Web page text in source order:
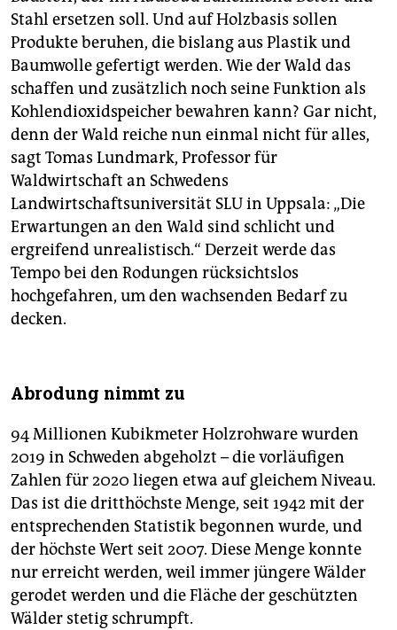
Stahl ersetzen soll. Und auf Holzbasis sollen
Produkte beruhen, die bislang aus Plastik und
Baumwolle gefertigt werden. Wie der Wald das
schaffen und zusätzlich noch seine Funktion als
Kohlendioxidspeicher bewahren kann? Gar nicht,
denn der Wald reiche nun einmal nicht für alles,
sagt Tomas Lundmark, Professor für
Waldwirtschaft an Schwedens
Landwirtschaftsuniversität SLU in Uppsala: „Die
Erwartungen an den Wald sind schlicht und
ergreifend unrealistisch.“ Derzeit werde das
Tempo bei den Rodungen rücksichtslos
hochgefahren, um den wachsenden Bedarf zu
decken.
Abrodung nimmt zu
94 Millionen Kubikmeter Holzrohware wurden
2019 in Schweden abgeholzt – die vorläufigen
Zahlen für 2020 liegen etwa auf gleichem Niveau.
Das ist die dritthöchste Menge, seit 1942 mit der
entsprechenden Statistik begonnen wurde, und
der höchste Wert seit 2007. Diese Menge konnte
nur erreicht werden, weil immer jüngere Wälder
gerodet werden und die Fläche der geschützten
Wälder stetig schrumpft.